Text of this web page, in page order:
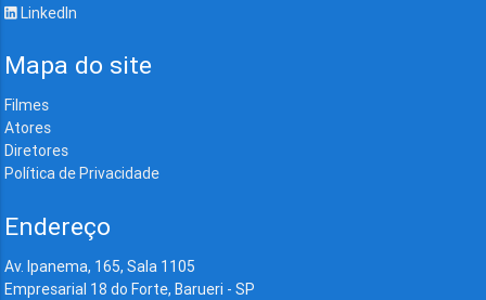
LinkedIn
Mapa do site
Filmes
Atores
Diretores
Política de Privacidade
Endereço
Av. Ipanema, 165, Sala 1105
Empresarial 18 do Forte, Barueri - SP